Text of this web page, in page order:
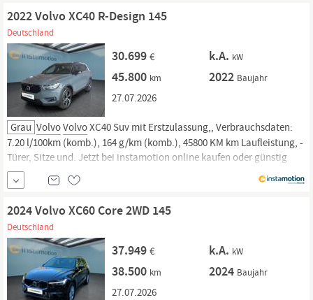
2022 Volvo XC40 R-Design 145
Deutschland
30.699 € k.A. kW
45.800 km 2022 Baujahr
27.07.2026
Grau VolvoVolvoXC40 Suv mit Erstzulassung,, Verbrauchsdaten:
7.20 l/100km (komb.), 164 g/km (komb.), 45800 KM km Laufleistung, -
Türer, Sitze und. Jetzt bei instamotion online kaufen oder günstig
finanzieren. Nur geprüfte Fahrzeuge mit Garantie, 14 Tage
Rückgaberecht und Lieferung vor die Haustür. Jetzt informieren!
2024 Volvo XC60 Core 2WD 145
Deutschland
37.949 € k.A. kW
38.500 km 2024 Baujahr
27.07.2026